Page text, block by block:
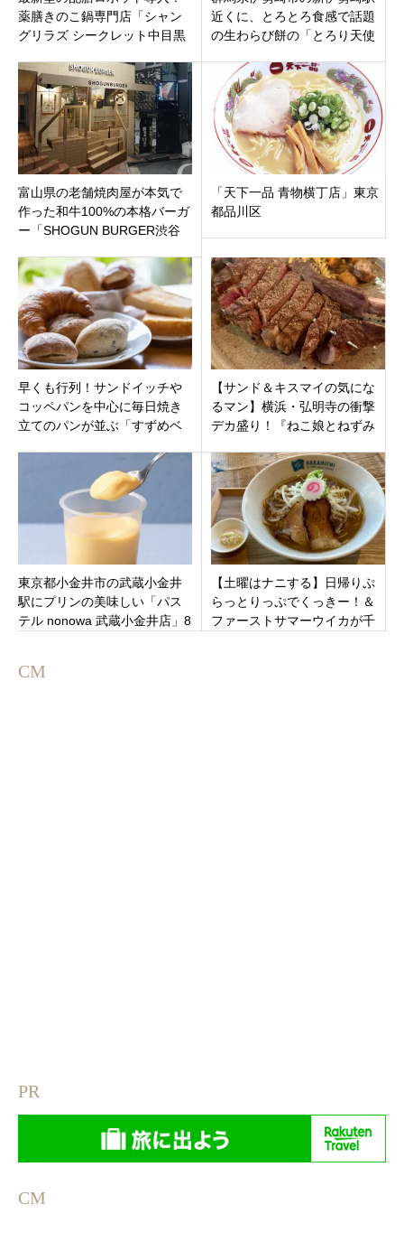
薬膳きのこ鍋専門店「シャン
グリラズ シークレット中目黒
黒
近くに、とろとろ食感で話題
の生わらび餅の「とろり天使
月26日オープン
富山県の老舗焼肉屋が本気で
作った和牛100%の本格バーガ
ー「SHOGUN BURGER渋谷
「天下一品 青物横丁店」東京
都品川区
早くも行列！サンドイッチや
コッペパンを中心に毎日焼き
立てのパンが並ぶ「すずめベ
【サンド＆キスマイの気にな
るマン】横浜・弘明寺の衝撃
デカ盛り！『ねこ娘とねずみ
すぎる店内
東京都小金井市の武蔵小金井
駅にプリンの美味しい「パス
テル nonowa 武蔵小金井店」8
【土曜はナニする】日帰りぷ
らっとりっぷでくっきー！＆
ファーストサマーウイカが千
CM
PR
CM